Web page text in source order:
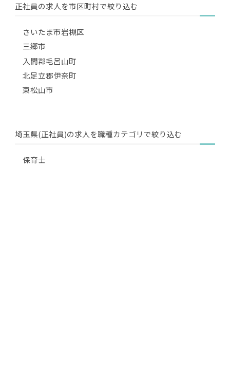
正社員の求人を市区町村で絞り込む
さいたま市岩槻区
三郷市
入間郡毛呂山町
北足立郡伊奈町
東松山市
埼玉県(正社員)の求人を職種カテゴリで絞り込む
保育士